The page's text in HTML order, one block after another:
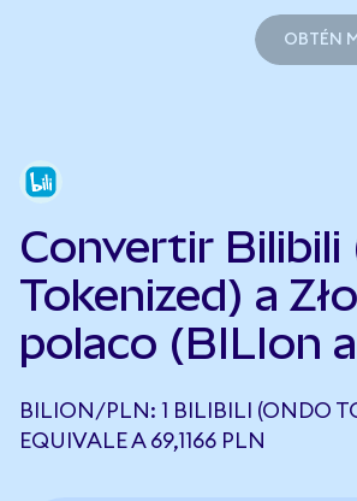
OBTÉN
Convertir Bilibili
Tokenized) a
polaco (BILIon
BILION/PLN: 1 BILIBILI (ONDO
EQUIVALE A 69,1166 PLN